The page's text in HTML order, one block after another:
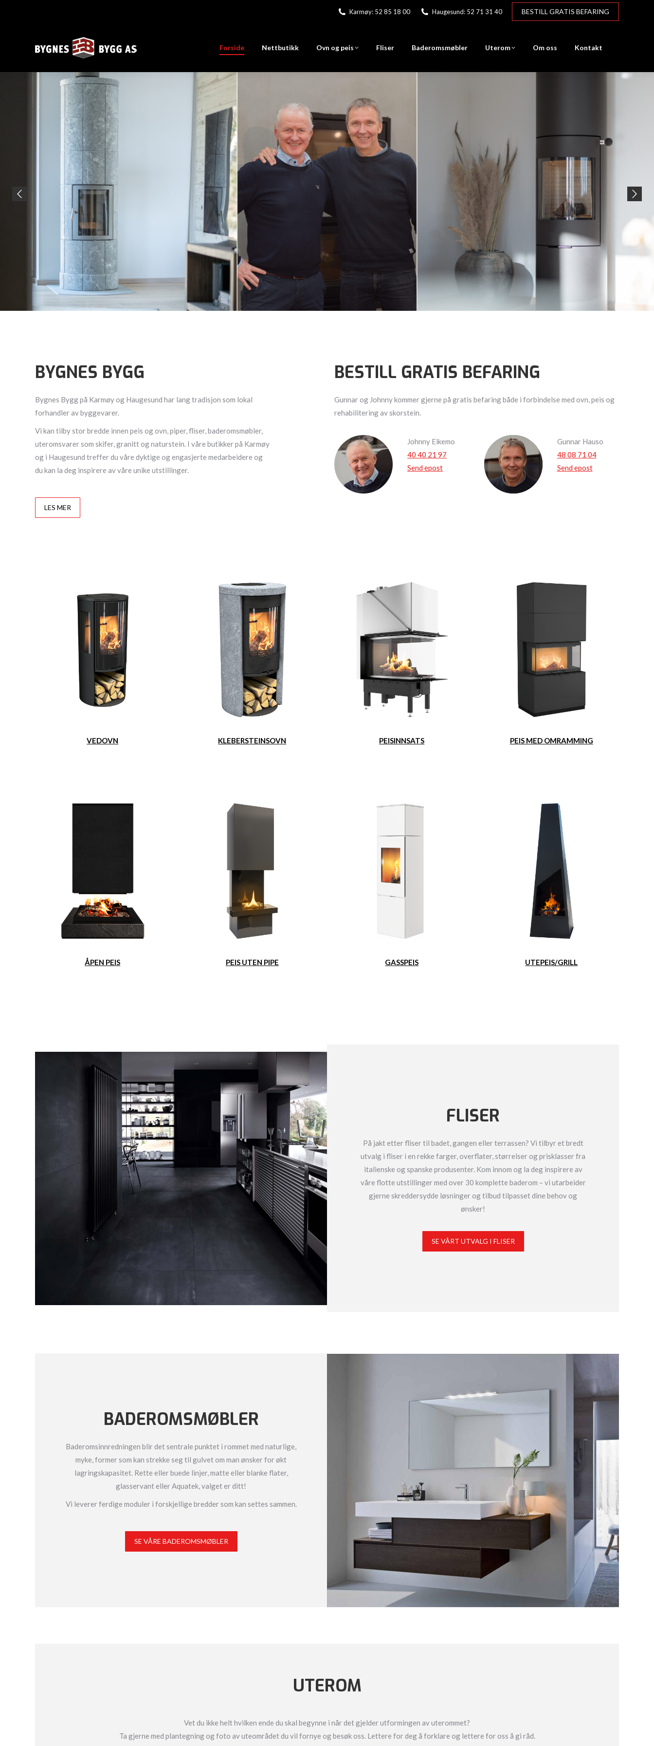
Karmøy: 52 85 18 00 Haugesund: 52 71 31 40 BESTILL GRATIS BEFARING
Forside Nettbutikk Ovn og peis Fliser Baderomsmøbler Uterom Om oss Kontakt
BYGNES BYGG
Bygnes Bygg på Karmøy og Haugesund har lang tradisjon som lokal
forhandler av byggevarer.
Vi kan tilby stor bredde innen peis og ovn, piper, fliser, baderomsmøbler,
uteromsvarer som skifer, granitt og naturstein. I våre butikker på Karmøy
og i Haugesund treffer du våre dyktige og engasjerte medarbeidere og
du kan la deg inspirere av våre unike utstillinger.
LES MER
BESTILL GRATIS BEFARING
Gunnar og Johnny kommer gjerne på gratis befaring både i forbindelse med ovn, peis og
rehabilitering av skorstein.
Johnny Eikemo
40 40 21 97
Send epost
Gunnar Hauso
48 08 71 04
Send epost
VEDOVN KLEBERSTEINSOVN PEISINNSATS PEIS MED OMRAMMING
ÅPEN PEIS PEIS UTEN PIPE GASSPEIS UTEPEIS/GRILL
FLISER
På jakt etter fliser til badet, gangen eller terrassen? Vi tilbyr et bredt
utvalg i fliser i en rekke farger, overflater, størrelser og prisklasser fra
italienske og spanske produsenter. Kom innom og la deg inspirere av
våre flotte utstillinger med over 30 komplette baderom – vi utarbeider
gjerne skreddersydde løsninger og tilbud tilpasset dine behov og
ønsker!
SE VÅRT UTVALG I FLISER
BADEROMSMØBLER
Baderomsinnredningen blir det sentrale punktet i rommet med naturlige,
myke, former som kan strekke seg til gulvet om man ønsker for økt
lagringskapasitet. Rette eller buede linjer, matte eller blanke flater,
glasservant eller Aquatek, valget er ditt!
Vi leverer ferdige moduler i forskjellige bredder som kan settes sammen.
SE VÅRE BADEROMSMØBLER
UTEROM
Vet du ikke helt hvilken ende du skal begynne i når det gjelder utformingen av uterommet?
Ta gjerne med plantegning og foto av uteområdet du vil fornye og besøk oss. Lettere for deg å forklare og lettere for oss å gi råd.